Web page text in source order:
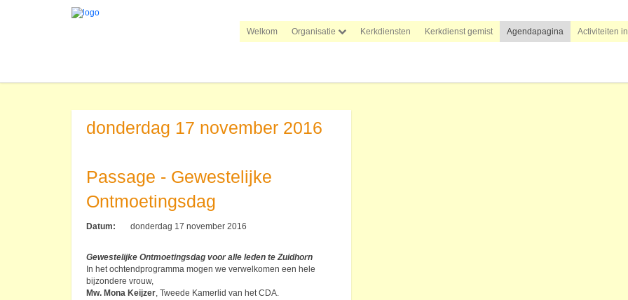
Welkom Organisatie Kerkdiensten Kerkdienst gemist Agendapagina Activiteiten
donderdag 17 november 2016
Passage - Gewestelijke
Ontmoetingsdag
Datum: donderdag 17 november 2016
Gewestelijke Ontmoetingsdag voor alle leden te Zuidhorn
In het ochtendprogramma mogen we verwelkomen een hele
bijzondere vrouw,
Mw. Mona Keijzer, Tweede Kamerlid van het CDA.